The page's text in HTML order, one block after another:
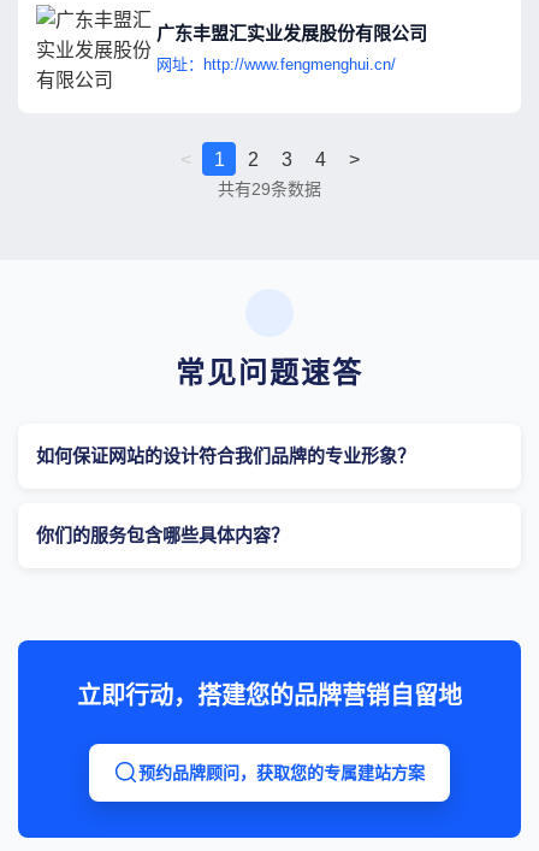
广东丰盟汇实业发展股份有限公司
网址：http://www.fengmenghui.cn/
< 1 2 3 4 >
共有29条数据
常见问题速答
如何保证网站的设计符合我们品牌的专业形象？
你们的服务包含哪些具体内容？
立即行动，搭建您的品牌营销自留地
预约品牌顾问，获取您的专属建站方案